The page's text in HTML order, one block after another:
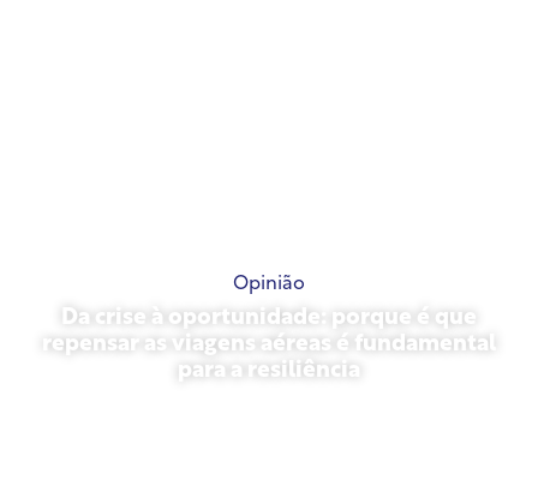
Opinião
Da crise à oportunidade: porque é que
repensar as viagens aéreas é fundamental
para a resiliência